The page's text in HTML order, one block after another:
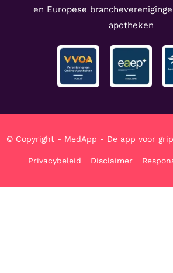
en Europese
apotheken
© Copyright - MedApp - De app voor
Privacybeleid Disclaimer